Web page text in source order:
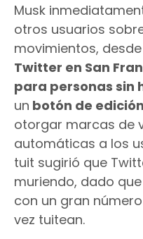
Musk
otros usuarios
movimientos, desde
Twitter en San
para personas sin
un botón de
otorgar marcas de
automáticas a los
tuit sugirió que
muriendo, dado
con un gran
vez tuitean.